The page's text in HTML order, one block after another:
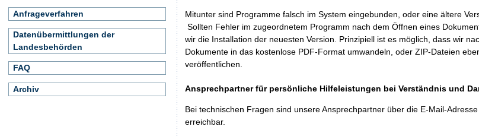
Mitunter sind Programme falsch im System eingebunden, oder eine ältere
Sollten Fehler im zugeordnetem Programm nach dem Öffnen eines
wir die Installation der neuesten Version. Prinzipiell ist es möglich, dass wir
Dokumente in das kostenlose PDF-Format umwandeln, oder ZIP-Dateien
veröffentlichen.
Ansprechpartner für persönliche Hilfeleistungen bei Verständnis und
Bei technischen Fragen sind unsere Ansprechpartner über die E-Mail-Adresse
erreichbar.
Anfrageverfahren
Datenübermittlungen der
Landesbehörden
FAQ
Archiv